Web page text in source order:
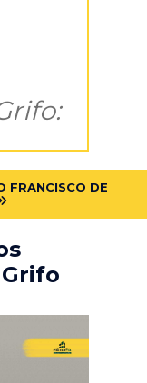
FRANCISCO DE